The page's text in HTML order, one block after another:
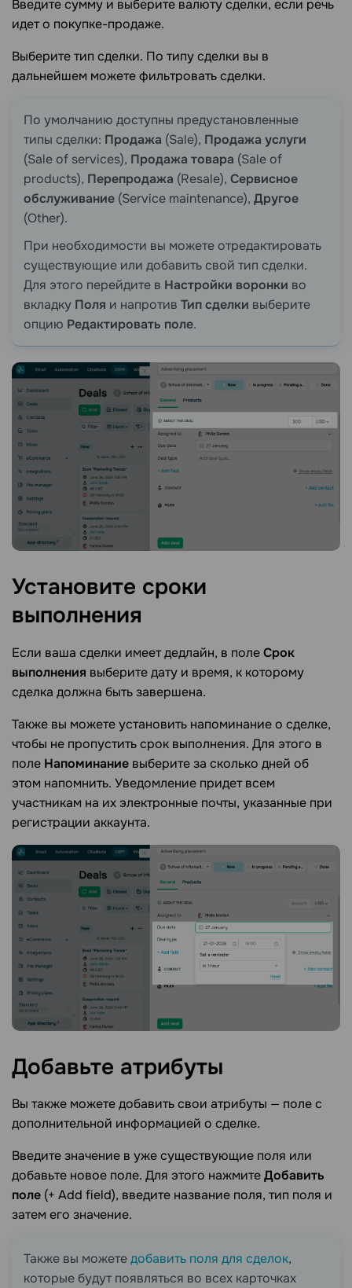
Введите сумму и выберите валюту сделки, если речь
идет о покупке-продаже.
Выберите тип сделки. По типу сделки вы в
дальнейшем можете фильтровать сделки.
По умолчанию доступны предустановленные
типы сделки: Продажа (Sale), Продажа услуги
(Sale of services), Продажа товара (Sale of
products), Перепродажа (Resale), Сервисное
обслуживание (Service maintenance), Другое
(Other).
При необходимости вы можете отредактировать
существующие или добавить свой тип сделки.
Для этого перейдите в Настройки воронки во
вкладку Поля и напротив Тип сделки выберите
опцию Редактировать поле.
Установите сроки
выполнения
Если ваша сделки имеет дедлайн, в полеСрок
выполнения выберите дату и время, к которому
сделка должна быть завершена.
Также вы можете установить напоминание о сделке,
чтобы не пропустить срок выполнения. Для этого в
поле Напоминание выберите за сколько дней об
этом напомнить. Уведомление придет всем
участникам на их электронные почты, указанные при
регистрации аккаунта.
Добавьте атрибуты
Вы также можете добавить свои атрибуты — поле с
дополнительной информацией о сделке.
Введите значение в уже существующие поля или
добавьте новое поле. Для этого нажмитеДобавить
поле (+ Add field), введите название поля, тип поля и
затем его значение.
Также вы можетедобавить поля для сделок,
которые будут появляться во всех карточках